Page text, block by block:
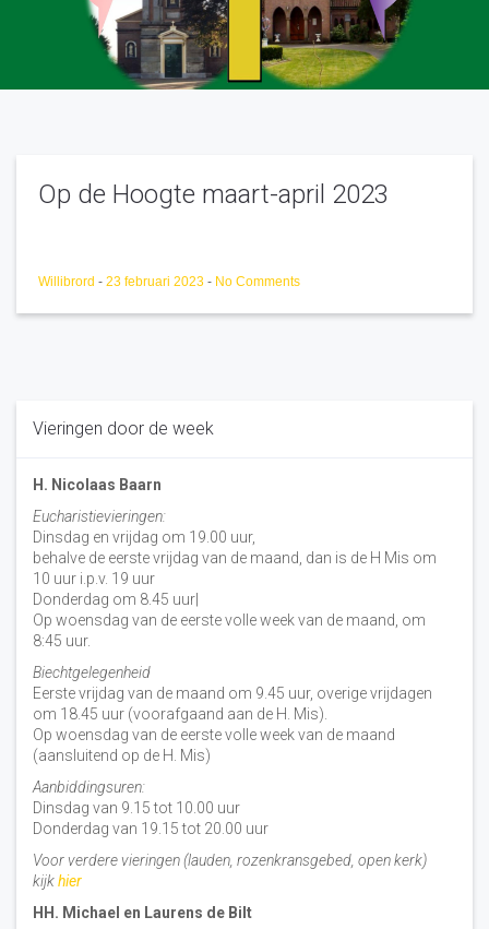
Op de Hoogte maart-april 2023
Willibrord - 23 februari 2023 - No Comments
Vieringen door de week
H. Nicolaas Baarn
Eucharistievieringen:
Dinsdag en vrijdag om 19.00 uur,
behalve de eerste vrijdag van de maand, dan is de H Mis om
10 uur i.p.v. 19 uur
Donderdag om 8.45 uur|
Op woensdag van de eerste volle week van de maand, om
8:45 uur.
Biechtgelegenheid
Eerste vrijdag van de maand om 9.45 uur, overige vrijdagen
om 18.45 uur (voorafgaand aan de H. Mis).
Op woensdag van de eerste volle week van de maand
(aansluitend op de H. Mis)
Aanbiddingsuren:
Dinsdag van 9.15 tot 10.00 uur
Donderdag van 19.15 tot 20.00 uur
Voor verdere vieringen (lauden, rozenkransgebed, open kerk)
kijkhier
HH. Michael en Laurens de Bilt